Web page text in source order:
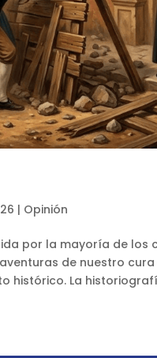
| Opinión
por la mayoría de
de nuestro
histórico. La